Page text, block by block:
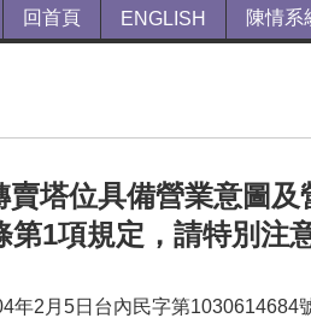
回首頁 ENGLISH 陳情系
賣塔位具備營業意圖
第1項規定，請特別注
2月5日台內民字第1030614684